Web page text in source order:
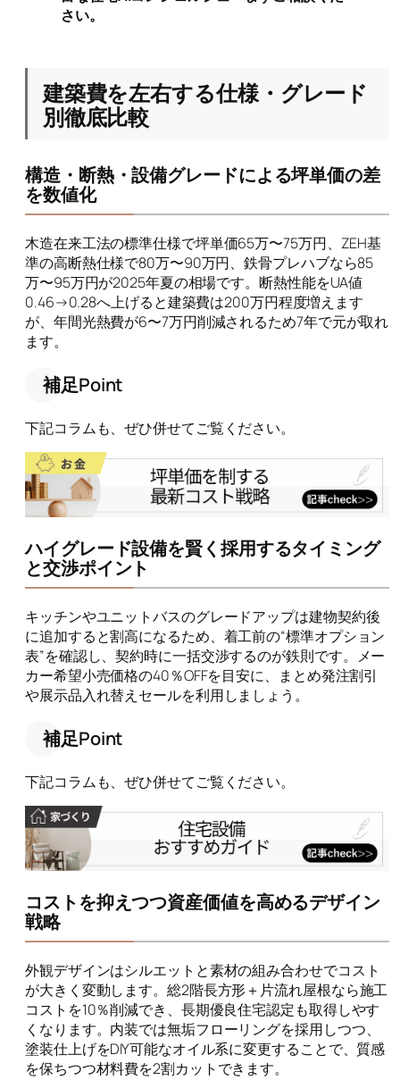
さい。
建築費を左右する仕様・グレード
別徹底比較
構造・断熱・設備グレードによる坪単価の差
を数値化
木造在来工法の標準仕様で坪単価65万〜75万円、ZEH基
準の高断熱仕様で80万〜90万円、鉄骨プレハブなら85
万〜95万円が2025年夏の相場です。断熱性能をUA値
0.46→0.28へ上げると建築費は200万円程度増えます
が、年間光熱費が6〜7万円削減されるため7年で元が取れ
ます。
補足Point
下記コラムも、ぜひ併せてご覧ください。
ハイグレード設備を賢く採用するタイミング
と交渉ポイント
キッチンやユニットバスのグレードアップは建物契約後
に追加すると割高になるため、着工前の“標準オプション
表”を確認し、契約時に一括交渉するのが鉄則です。メー
カー希望小売価格の40％OFFを目安に、まとめ発注割引
や展示品入れ替えセールを利用しましょう。
補足Point
下記コラムも、ぜひ併せてご覧ください。
コストを抑えつつ資産価値を高めるデザイン
戦略
外観デザインはシルエットと素材の組み合わせでコスト
が大きく変動します。総2階長方形＋片流れ屋根なら施工
コストを10％削減でき、長期優良住宅認定も取得しやす
くなります。内装では無垢フローリングを採用しつつ、
塗装仕上げをDIY可能なオイル系に変更することで、質感
を保ちつつ材料費を2割カットできます。